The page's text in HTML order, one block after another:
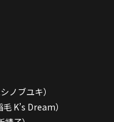
ノブユキ）
K’s Dream）